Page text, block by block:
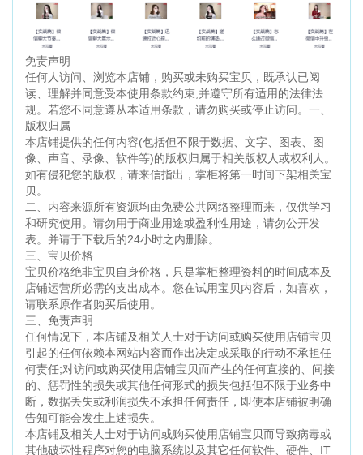
免责声明
任何人访问、浏览本店铺，购买或未购买宝贝，既承认已阅
读、理解并同意受本使用条款约束,并遵守所有适用的法律法
规。若您不同意遵从本适用条款，请勿购买或停止访问。一、
版权归属
本店铺提供的任何内容(包括但不限于数据、文字、图表、图
像、声音、录像、软件等)的版权归属于相关版权人或权利人。
如有侵犯您的版权，请来信指出，掌柜将第一时间下架相关宝
贝。
二、内容来源所有资源均由免费公共网络整理而来，仅供学习
和研究使用。请勿用于商业用途或盈利性用途，请勿公开发
表。并请于下载后的24小时之内删除。
三、宝贝价格
宝贝价格绝非宝贝自身价格，只是掌柜整理资料的时间成本及
店铺运营所必需的支出成本。您在试用宝贝内容后，如喜欢，
请联系原作者购买后使用。
三、免责声明
任何情况下，本店铺及相关人士对于访问或购买使用店铺宝贝
引起的任何依赖本网站内容而作出决定或采取的行动不承担任
何责任;对访问或购买使用店铺宝贝而产生的任何直接的、间接
的、惩罚性的损失或其他任何形式的损失包括但不限于业务中
断，数据丢失或利润损失不承担任何责任，即使本店铺被明确
告知可能会发生上述损失。
本店铺及相关人士对于访问或购买使用店铺宝贝而导致病毒或
其他破坏性程序对您的电脑系统以及其它任何软件、硬件、IT